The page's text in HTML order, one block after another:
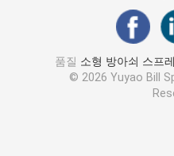
품질 소형 방아쇠 스프
© 2026 Yuyao Bill